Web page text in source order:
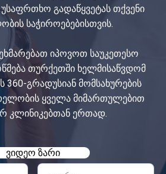
გადაწყვეტას თქვენი
საჭიროებებისთვის.
იპოვოთ საუკეთესო
თურქეთში ხელმისაწვდომ
360-გრადუსიან მომსახურების
ყველა მიმართულებით
კლინიკებთან ერთად.
ᲕᲘᲓᲔᲝ ᲖᲐᲠᲘ